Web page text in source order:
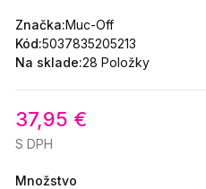
Značka:Muc-Off
Kód:5037835205213
Na sklade:28 Položky
37,95 €
S DPH
Množstvo